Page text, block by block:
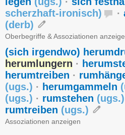
scherzhaft-ironisch) ·
(derb)
Oberbegriffe & Assoziationen
(sich irgendwo)
herumlungern ·
herumtreiben ·
(ugs.) · herumgammeln (
(ugs.) · rumstehen (ugs.)
rumtreiben (ugs.)
Assoziationen anzeigen